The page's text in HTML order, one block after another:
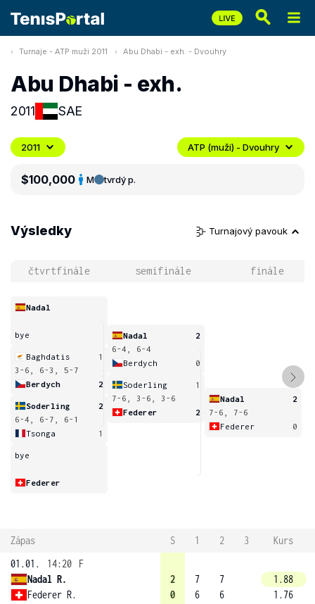
Turnaje - ATP muži 2011 Abu Dhabi - exh. - Dvouhry
Abu Dhabi - exh.
2011 SAE
2011 ATP (muži) - Dvouhry
$100,000 M tvrdý p.
Výsledky Turnajový pavouk
čtvrtfinále semifinále finále
Nadal
bye
Baghdatis
1
3-6, 6-3, 5-7
Berdych
2
Soderling
2
6-4, 6-7, 6-1
Tsonga
1
bye
Federer
Nadal
2
6-4, 6-4
Berdych
0
Soderling
1
7-6, 3-6, 3-6
Federer
2
Nadal
2
7-6, 7-6
Federer
0
Zápas S 1 2 3
Kurs
01.01.
14:20
F
Nadal R.
Federer R.
2
0
7
6
7
6
1.88
1.76